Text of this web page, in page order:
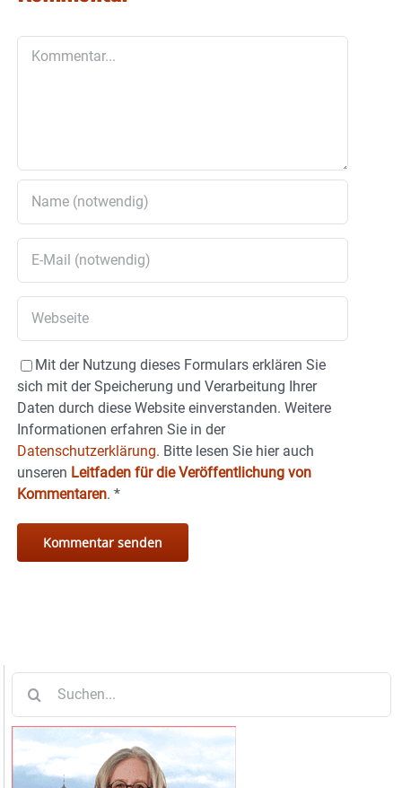
Mit der Nutzung dieses Formulars erklären Sie
sich mit der Speicherung und Verarbeitung Ihrer
Daten durch diese Website einverstanden. Weitere
Informationen erfahren Sie in der
Datenschutzerklärung. Bitte lesen Sie hier auch
unseren Leitfaden für die Veröffentlichung von
Kommentaren. *
nach: